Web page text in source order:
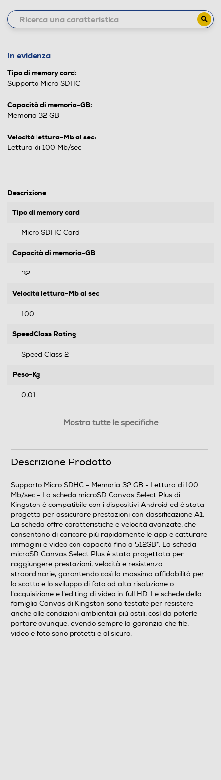
In evidenza
Tipo di memory card:
Supporto Micro SDHC
Capacità di memoria-GB:
Memoria 32 GB
Velocità lettura-Mb al sec:
Lettura di 100 Mb/sec
Descrizione
Tipo di memory card
Micro SDHC Card
Capacità di memoria-GB
32
Velocità lettura-Mb al sec
100
SpeedClass Rating
Speed Class 2
Peso-Kg
0,01
A1. La scheda offre caratteristiche e velocità avanzate,
catturare immagini e video con capacità fino a 512GB*.
La scheda microSD Canvas Select Plus è stata
progettata per raggiungere prestazioni, velocità e
resistenza straordinarie, garantendo così la massima
affidabilità per lo scatto e lo sviluppo di foto ad alta
risoluzione o l'acquisizione e l'editing di video in full HD.
Le schede della famiglia Canvas di Kingston sono
testate per resistere anche alle condizioni ambientali
più ostili, così da poterle portare ovunque, avendo
sempre la garanzia che file, video e foto sono protetti e
al sicuro.
Informazioni sulla sicurezza del prodotto
Clicca qui
Mostra tutte le specifiche
Descrizione Prodotto
Supporto Micro SDHC - Memoria 32 GB - Lettura di 100
Mb/sec - La scheda microSD Canvas Select Plus di
Kingston è compatibile con i dispositivi Android ed è stata
progetta per assicurare prestazioni con classificazione A1.
La scheda offre caratteristiche e velocità avanzate, che
consentono di caricare più rapidamente le app e catturare
immagini e video con capacità fino a 512GB*. La scheda
microSD Canvas Select Plus è stata progettata per
raggiungere prestazioni, velocità e resistenza
straordinarie, garantendo così la massima affidabilità per
lo scatto e lo sviluppo di foto ad alta risoluzione o
l'acquisizione e l'editing di video in full HD. Le schede della
famiglia Canvas di Kingston sono testate per resistere
anche alle condizioni ambientali più ostili, così da poterle
portare ovunque, avendo sempre la garanzia che file,
video e foto sono protetti e al sicuro.